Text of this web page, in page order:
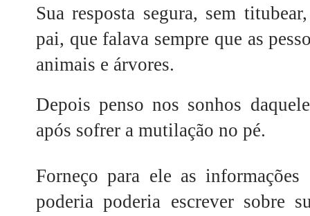
Sua resposta segura, sem
pai, que falava sempre que as
animais e árvores.
Depois penso nos sonhos
após sofrer a mutilação no pé.
Forneço para ele as
poderia poderia escrever sobre